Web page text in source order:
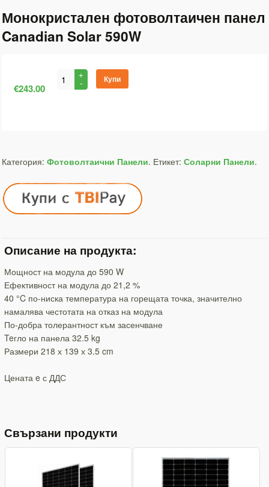
Монокристален фотоволтаичен панел
Canadian Solar 590W
€243.00
Купи
Категория: Фотоволтаични Панели. Етикет: Соларни Панели.
Описание на продукта:
Мощност на модула до 590 W
Ефективност на модула до 21,2 %
40 °C по-ниска температура на горещата точка, значително
намалява честотата на отказ на модула
По-добра толерантност към засенчване
Teгло на панела 32.5 kg
Размери 218 х 139 х 3.5 cm
Цената e с ДДС
Свързани продукти